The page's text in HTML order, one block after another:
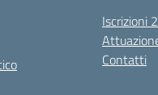
Iscrizioni
Contatti